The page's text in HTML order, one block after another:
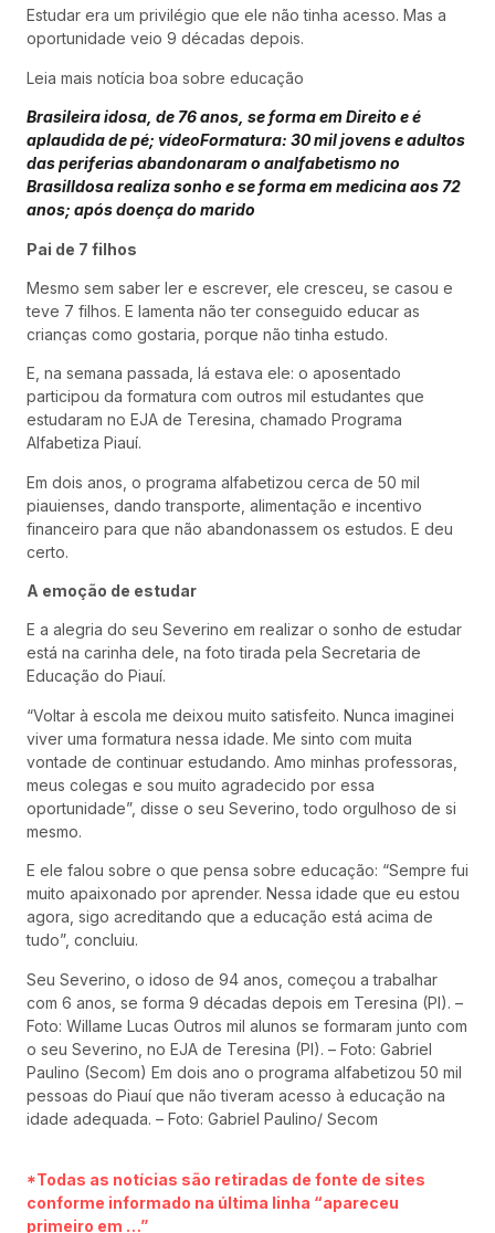
Estudar era um privilégio que ele não tinha acesso. Mas a
oportunidade veio 9 décadas depois.
Leia mais notícia boa sobre educação
Brasileira idosa, de 76 anos, se forma em Direito e é
aplaudida de pé; vídeoFormatura: 30 mil jovens e adultos
das periferias abandonaram o analfabetismo no
BrasilIdosa realiza sonho e se forma em medicina aos 72
anos; após doença do marido
Pai de 7 filhos
Mesmo sem saber ler e escrever, ele cresceu, se casou e
teve 7 filhos. E lamenta não ter conseguido educar as
crianças como gostaria, porque não tinha estudo.
E, na semana passada, lá estava ele: o aposentado
participou da formatura com outros mil estudantes que
estudaram no EJA de Teresina, chamado Programa
Alfabetiza Piauí.
Em dois anos, o programa alfabetizou cerca de 50 mil
piauienses, dando transporte, alimentação e incentivo
financeiro para que não abandonassem os estudos. E deu
certo.
A emoção de estudar
E a alegria do seu Severino em realizar o sonho de estudar
está na carinha dele, na foto tirada pela Secretaria de
Educação do Piauí.
“Voltar à escola me deixou muito satisfeito. Nunca imaginei
viver uma formatura nessa idade. Me sinto com muita
vontade de continuar estudando. Amo minhas professoras,
meus colegas e sou muito agradecido por essa
oportunidade”, disse o seu Severino, todo orgulhoso de si
mesmo.
E ele falou sobre o que pensa sobre educação: “Sempre fui
muito apaixonado por aprender. Nessa idade que eu estou
agora, sigo acreditando que a educação está acima de
tudo”, concluiu.
Seu Severino, o idoso de 94 anos, começou a trabalhar
com 6 anos, se forma 9 décadas depois em Teresina (PI). –
Foto: Willame Lucas Outros mil alunos se formaram junto com
o seu Severino, no EJA de Teresina (PI). – Foto: Gabriel
Paulino (Secom) Em dois ano o programa alfabetizou 50 mil
pessoas do Piauí que não tiveram acesso à educação na
idade adequada. – Foto: Gabriel Paulino/ Secom
*Todas as notícias são retiradas de fonte de sites
conforme informado na última linha “apareceu
primeiro em …”